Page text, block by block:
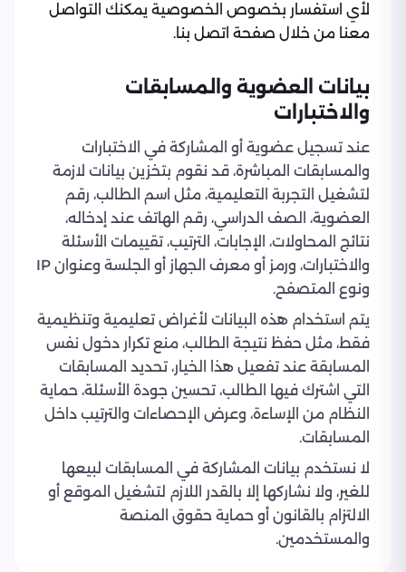
لأي استفسار بخصوص الخصوصية يمكنك التواصل
معنا من خلال صفحة اتصل بنا.
بيانات العضوية والمسابقات
والاختبارات
عند تسجيل عضوية أو المشاركة في الاختبارات
والمسابقات المباشرة، قد نقوم بتخزين بيانات لازمة
لتشغيل التجربة التعليمية، مثل اسم الطالب، رقم
العضوية، الصف الدراسي، رقم الهاتف عند إدخاله،
نتائج المحاولات، الإجابات، الترتيب، تقييمات الأسئلة
والاختبارات، ورمز أو معرف الجهاز أو الجلسة وعنوان IP
ونوع المتصفح.
يتم استخدام هذه البيانات لأغراض تعليمية وتنظيمية
فقط، مثل حفظ نتيجة الطالب، منع تكرار دخول نفس
المسابقة عند تفعيل هذا الخيار، تحديد المسابقات
التي اشترك فيها الطالب، تحسين جودة الأسئلة، حماية
النظام من الإساءة، وعرض الإحصاءات والترتيب داخل
المسابقات.
لا نستخدم بيانات المشاركة في المسابقات لبيعها
للغير، ولا نشاركها إلا بالقدر اللازم لتشغيل الموقع أو
الالتزام بالقانون أو حماية حقوق المنصة
والمستخدمين.